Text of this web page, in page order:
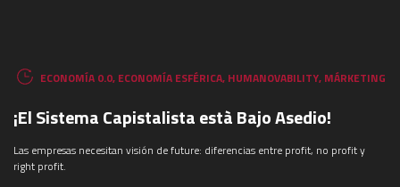
ECONOMÍA 0.0, ECONOMÍA ESFÉRICA, HUMANOVABILITY, MÁRKETING
¡El Sistema Capistalista està Bajo Asedio!
Las empresas necesitan visión de future: diferencias entre profit, no profit y
right profit.